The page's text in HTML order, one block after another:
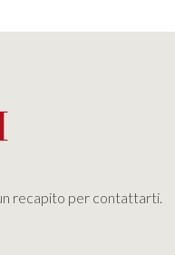
recapito per contattarti.